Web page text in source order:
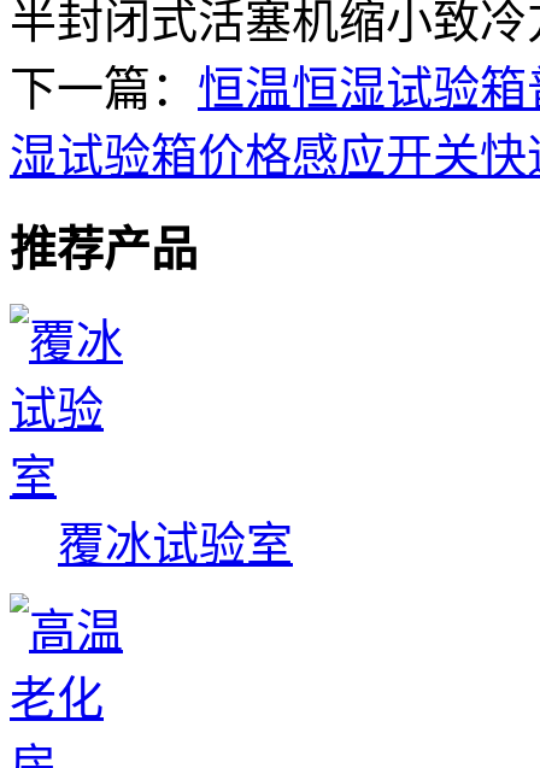
半封闭式活塞机缩小致冷
下一篇： 恒温恒湿试验
湿试验箱价格感应开关
推荐产品
覆冰试验室